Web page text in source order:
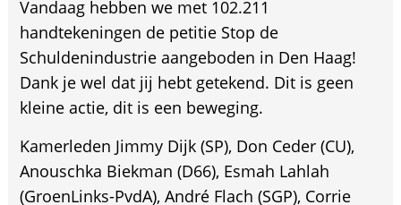
Vandaag hebben we met 102.211
handtekeningen de petitie Stop de
Schuldenindustrie aangeboden in Den Haag!
Dank je wel dat jij hebt getekend. Dit is geen
kleine actie, dit is een beweging.
Kamerleden Jimmy Dijk (SP), Don Ceder (CU),
Anouschka Biekman (D66), Esmah Lahlah
(GroenLinks-PvdA), André Flach (SGP), Corrie